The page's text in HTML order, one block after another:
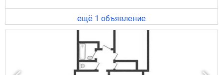
ещё 1 объявление